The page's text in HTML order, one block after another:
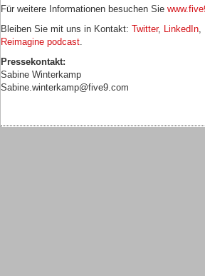
Für weitere Informationen besuchen Sie
Bleiben Sie mit uns in Kontakt: Twitter, LinkedIn,
Reimagine podcast.
Pressekontakt:
Sabine Winterkamp
Sabine.winterkamp@five9.com